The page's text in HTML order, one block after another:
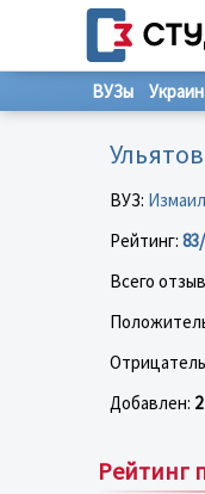
ВУЗы
ВУЗ:
Рейтинг:
Всего
Добавлен:
Рейтинг